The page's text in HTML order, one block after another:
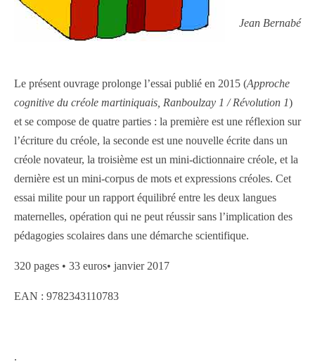
Jean Bernabé
Le présent ouvrage prolonge l’essai publié en 2015 (Approche
cognitive du créole martiniquais, Ranboulzay 1 / Révolution 1)
et se compose de quatre parties : la première est une réflexion sur
l’écriture du créole, la seconde est une nouvelle écrite dans un
créole novateur, la troisième est un mini-dictionnaire créole, et la
dernière est un mini-corpus de mots et expressions créoles. Cet
essai milite pour un rapport équilibré entre les deux langues
maternelles, opération qui ne peut réussir sans l’implication des
pédagogies scolaires dans une démarche scientifique.
320 pages • 33 euros• janvier 2017
EAN : 9782343110783
.